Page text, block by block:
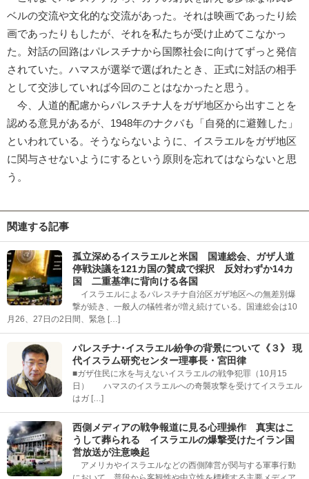
ベルの交流や文化的な交流があった。それは映画であったり絵
画であったりもしたが、それを私たちが受け止めてこなかっ
た。対話の回路はパレスチナから国際社会に向けてずっと発信
されていた。ハマスが選挙で選ばれたとき、正式に対話の相手
として交渉していれば今回のことはなかったと思う。
今、人道的配慮からパレスチナ人をガザ地区から出すことを
認める意見があるが、1948年のナクバも「自発的に避難した」
といわれている。そうならないように、イスラエルをガザ地区
に関与させないようにするという原則を忘れてはならないと思
う。
関連する記事
孤立深めるイスラエルと米国 国連総会、ガザ人道
停戦決議を121カ国の賛成で採択 反対わずか14カ
国 二重基準に背向ける各国
イスラエルによるパレスチナ自治区ガザ地区への無差別爆
撃が続き、一般人の犠牲者が増え続けている。国連総会は10
月26、27日の2日間、緊急 […]
パレスチナ･イスラエル紛争の背景について《３》 現
代イスラム研究センター理事長・宮田律
■ガザ住民に水を与えないイスラエルの戦争犯罪（10月15
日） ハマスのイスラエルへの奇襲攻撃を受けてイスラエル
はガ […]
西側メディアの戦争報道に見る心理操作 真実はこ
うして葬られる イスラエルの爆撃受けたイラン国
営放送が注意喚起
アメリカやイスラエルなどの西側陣営が関与する軍事行動